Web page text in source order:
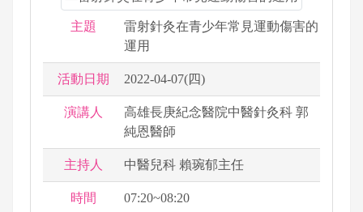
主題
雷射針灸在青少年常見運動傷害的
運用
活動日期 2022-04-07(四)
演講人
高雄長庚紀念醫院中醫針灸科 郭
純恩醫師
主持人 中醫兒科 賴琬郁主任
時間 07:20~08:20